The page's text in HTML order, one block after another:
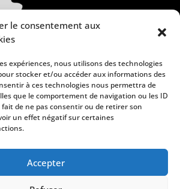
le consentement aux
expériences, nous utilisons des technologies
stocker et/ou accéder aux informations des
à ces technologies nous permettra de
que le comportement de navigation ou les ID
de ne pas consentir ou de retirer son
un effet négatif sur certaines
Accepter